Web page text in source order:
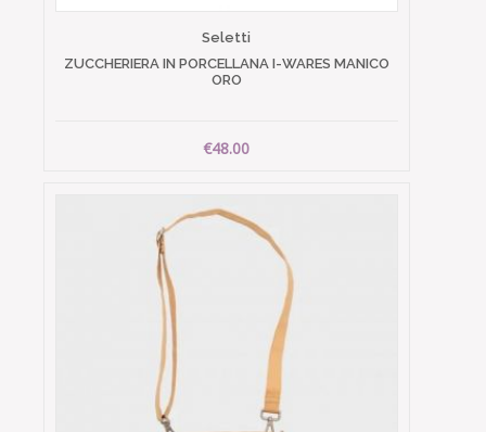
Seletti
ZUCCHERIERA IN PORCELLANA I-WARES MANICO
ORO
€48.00